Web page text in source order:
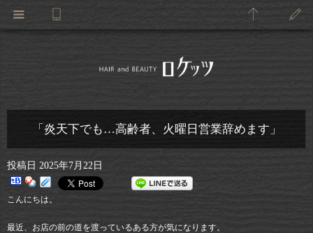
「炎天下でも…高齢者、火曜日営業辞めます」
投稿日 2025年7月22日
こんにちは。
最近、お店の前の道を渡っているある方が気になります。